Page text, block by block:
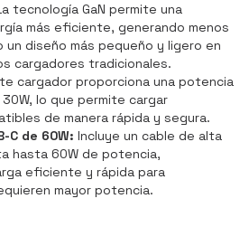
tecnología GaN permite una
más eficiente, generando menos
un diseño más pequeño y ligero en
cargadores tradicionales.​
cargador proporciona una potencia
lo que permite cargar
de manera rápida y segura.​
C de 60W: Incluye un cable de alta
hasta 60W de potencia,
eficiente y rápida para
mayor potencia.